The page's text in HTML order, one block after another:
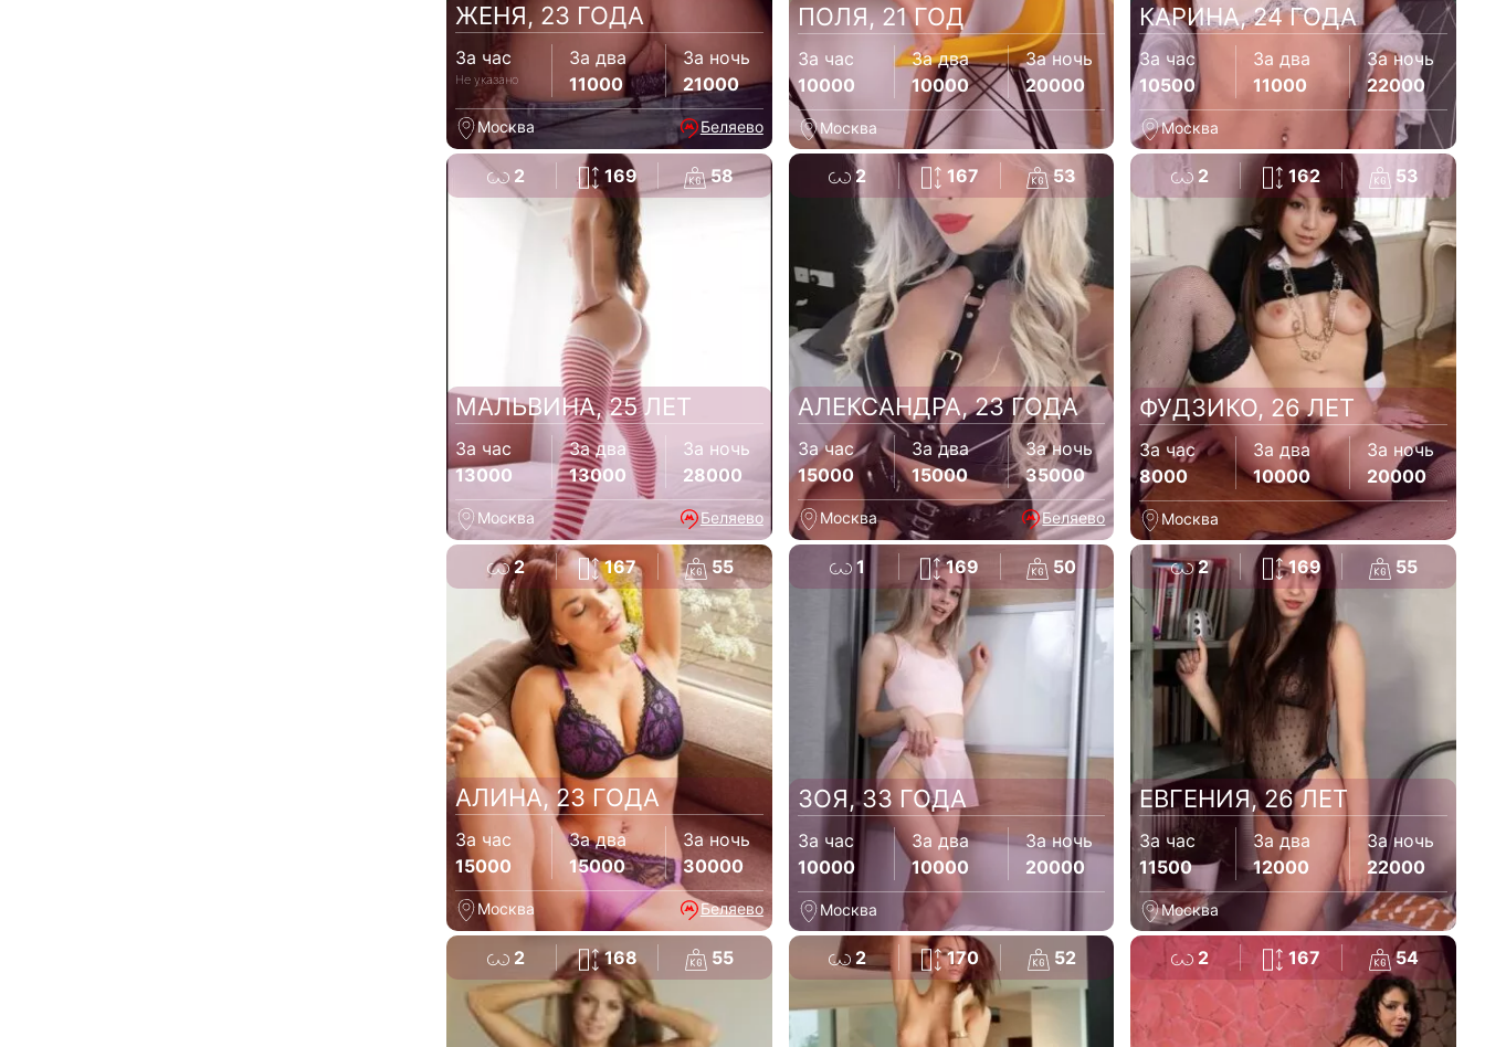
ЖЕНЯ, 23 ГОДА
За час
Не указано
За два
11000
За ночь
21000
Москва Беляево
ПОЛЯ, 21 ГОД
За час
10000
За два
10000
За ночь
20000
Москва
КАРИНА, 24 ГОДА
За час
10500
За два
11000
За ночь
22000
Москва
2 169 58
МАЛЬВИНА, 25 ЛЕТ
За час
13000
За два
13000
За ночь
28000
Москва Беляево
2 167 53
АЛЕКСАНДРА, 23 ГОДА
За час
15000
За два
15000
За ночь
35000
Москва Беляево
2 162 53
ФУДЗИКО, 26 ЛЕТ
За час
8000
За два
10000
За ночь
20000
Москва
2 167 55
АЛИНА, 23 ГОДА
За час
15000
За два
15000
За ночь
30000
Москва Беляево
1 169 50
ЗОЯ, 33 ГОДА
За час
10000
За два
10000
За ночь
20000
Москва
2 169 55
ЕВГЕНИЯ, 26 ЛЕТ
За час
11500
За два
12000
За ночь
22000
Москва
2 168 55 2 170 52 2 167 54